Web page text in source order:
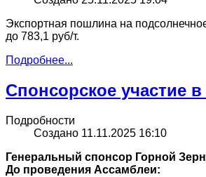
Экспортная пошлина на
до 783,1 руб/т.
Подробнее...
Спонсорское участие
Подробности
Создано 11.11.2025 16:10
Генеральный спонсор Горной
До проведения Ассамблеи: